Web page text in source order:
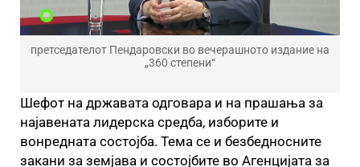
претседателот Пендаровски во вечерашното издание на
„360 степени“
Шефот на државата одговара и на прашања за
најавената лидерска средба, изборите и
вонредната состојба. Тема се и безбедносните
закани за земјава и состојбите во Агенцијата за